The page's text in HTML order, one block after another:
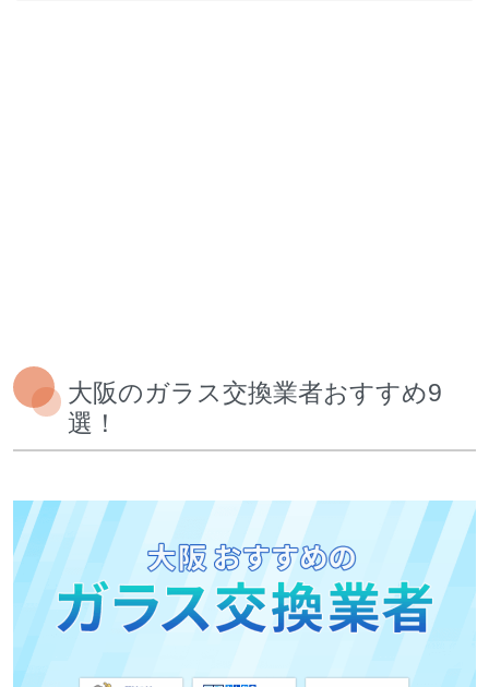
大阪のガラス交換業者おすすめ9
選！